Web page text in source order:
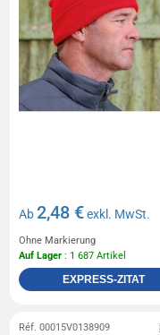
Ab2,48 €exkl. MwSt.
Ohne Markierung
Auf Lager : 1 687 Artikel
EXPRESS-ZITAT
Réf. 00015V0138909